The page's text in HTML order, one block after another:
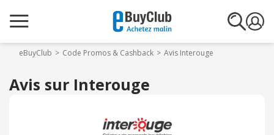
eBuyClub Code Promos & Cashback Avis Interouge
Avis sur Interouge